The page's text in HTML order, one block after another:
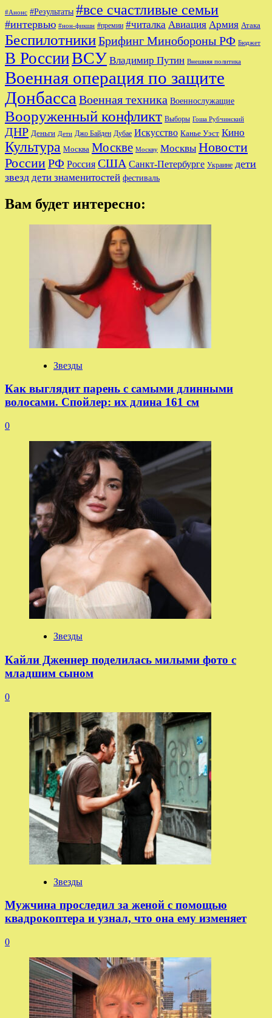
#Анонс #Результаты #все счастливые семьи
#интервью #нон-фикшн #премии #читалка Авиация Армия Атака
БеспилотникиБрифинг Минобороны РФ Бюджет
В РоссииВСУ Владимир Путин Внешняя политика
Военная операция по защите
Донбасса Военная техника Военнослужащие
Вооруженный конфликт Выборы Гоша Рубчинский
ДНР Деньги Дети Джо Байден Дубае Искусство Канье Уэст Кино
Культура Москва Москве Москву Москвы Новости
РоссииРФ Россия США Санкт-Петербурге Украине дети
звезд дети знаменитостей фестиваль
Вам будет интересно:
Звезды
Как выглядит парень с самыми длинными
волосами. Спойлер: их длина 161 см
0
Звезды
Кайли Дженнер поделилась милыми фото с
младшим сыном
0
Звезды
Мужчина проследил за женой с помощью
квадрокоптера и узнал, что она ему изменяет
0